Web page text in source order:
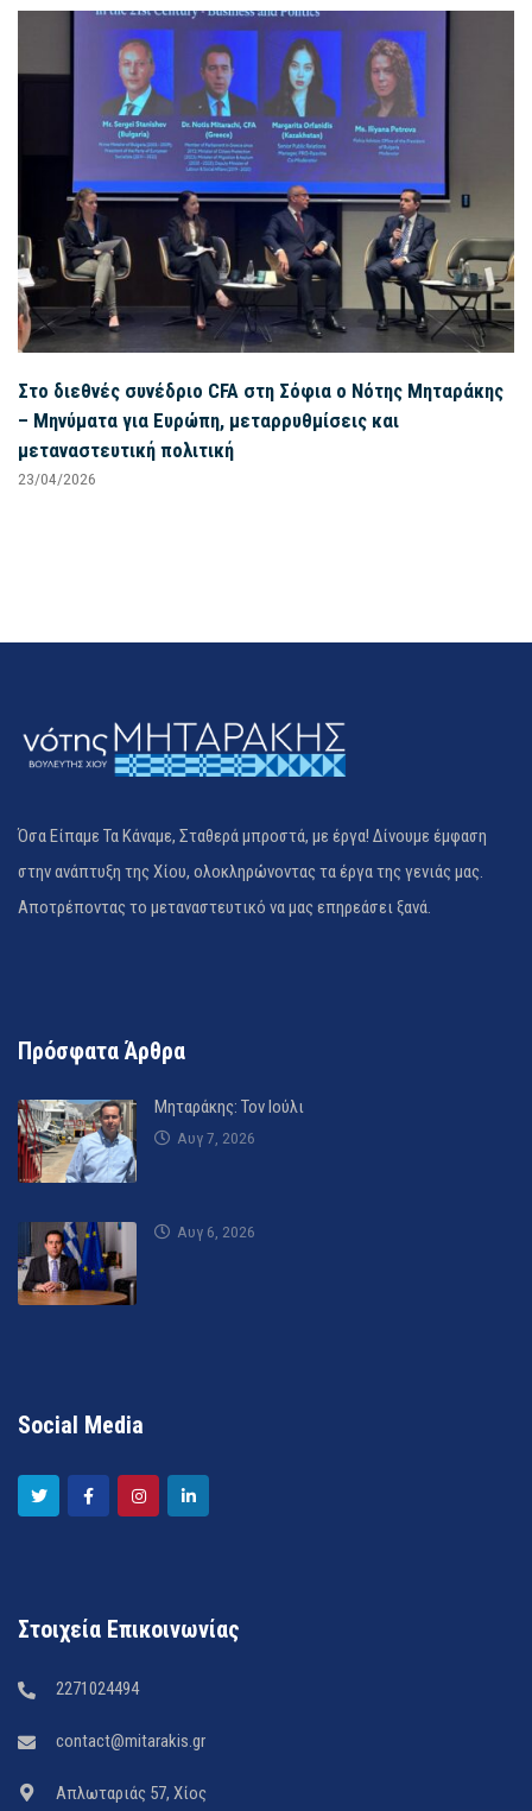
Στο διεθνές συνέδριο CFA στη Σόφια ο Νότης Μηταράκης
– Μηνύματα για Ευρώπη, μεταρρυθμίσεις και
μεταναστευτική πολιτική
23/04/2026
Όσα Είπαμε Τα Κάναμε, Σταθερά μπροστά, με έργα! Δίνουμε έμφαση
στην ανάπτυξη της Χίου, ολοκληρώνοντας τα έργα της γενιάς μας.
Αποτρέποντας το μεταναστευτικό να μας επηρεάσει ξανά.
Πρόσφατα Άρθρα
Μηταράκης: Τον Ιούλι
Αυγ 7, 2026
Αυγ 6, 2026
Social Media
Στοιχεία Επικοινωνίας
2271024494
contact@mitarakis.gr
Απλωταριάς 57, Χίος